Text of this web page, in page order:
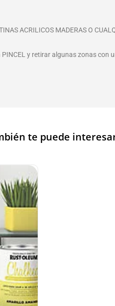
ACRILICOS MADERAS O
y retirar algunas zonas con
te puede